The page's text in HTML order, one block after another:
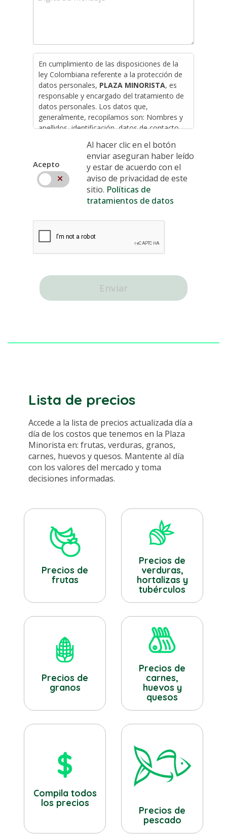
En cumplimiento de las disposiciones de la
ley Colombiana referente a la protección de
datos personales, PLAZA MINORISTA, es
responsable y encargado del tratamiento de
datos personales. Los datos que,
generalmente, recopilamos son: Nombres y
apellidos, identificación, datos de contacto,
Cuando Usted nos envía sus datos, nos
autoriza de manera previa, expresa e
informada a hacer uso de ellos en el
cumplimiento de nuestro objeto social,
como: Efectuar la relación contractual con
clientes, proveedores y trabajadores, Proveer
periódicamente la calidad del servicio,
Informar sobre nuevos servicios, Informar
sobre alteraciones, cambios o
inconvenientes en los servicios contratados,
servicios, eventos, promociones en el
ejercicio del objeto social de
MINORISTA
suprimir los datos personales almacenados
Correo electrónico:
mercadeo@plazaminorista.com.co
Acepto
Acepto
Al hacer clic en el botón
enviar aseguran haber leído
y estar de acuerdo con el
aviso de privacidad de este
sitio. Políticas de
tratamientos de datos
Enviar
Lista de precios
Accede a la lista de precios actualizada día a
día de los costos que tenemos en la Plaza
Minorista en: frutas, verduras, granos,
carnes, huevos y quesos. Mantente al día
con los valores del mercado y toma
decisiones informadas.
Precios de
frutas
Precios de
verduras,
hortalizas y
tubérculos
Precios de
granos
Precios de
carnes,
huevos y
quesos
Compila todos
los precios
Precios de
pescado